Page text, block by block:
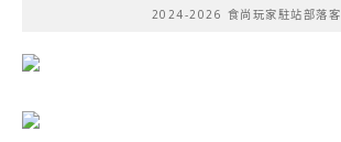
2024-2026 食尚玩家駐站部落客